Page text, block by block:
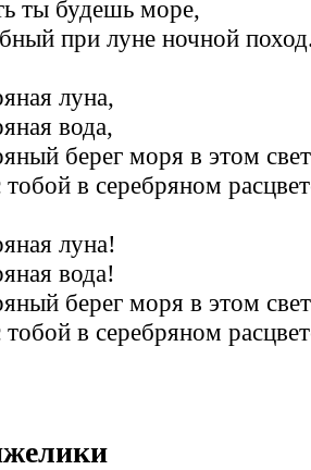
ты будешь море,
при луне ночной
луна,
вода,
берег моря в этом
в серебряном
луна!
вода!
берег моря в этом
в серебряном